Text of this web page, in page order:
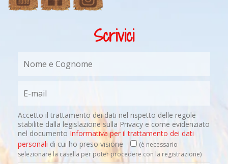
Scrivici
Accetto il trattamento dei dati nel rispetto delle regole
stabilite dalla legislazione sulla Privacy e come evidenziato
nel documento Informativa per il trattamento dei dati
personali di cui ho preso visione
(è necessario
selezionare la casella per poter procedere con la registrazione)